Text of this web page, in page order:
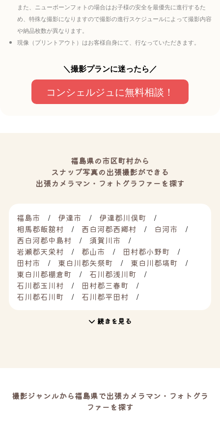
また、ニューボーンフォトの場合はお子様の安全を最優先に進行するた
め、特殊な撮影になりますので撮影の進行スケジュールによって撮影内容
や納品枚数が異なります。
現像（プリントアウト）はお客様自身にて、行なっていただきます。
＼撮影プランに迷ったら／
コンシェルジュに無料相談！
福島県の市区町村から
スナップ写真の出張撮影ができる
出張カメラマン・フォトグラファーを探す
福島市 伊達市
伊達郡川俣町
相馬郡飯舘村
西白河郡西郷村
白河市
西白河郡中島村
須賀川市
岩瀬郡天栄村
郡山市
田村郡小野町
田村市
東白川郡矢祭町
東白川郡塙町
東白川郡棚倉町
石川郡浅川町
石川郡玉川村
田村郡三春町
石川郡石川町
石川郡平田村
続きを見る
撮影ジャンルから福島県で出張カメラマン・フォトグラ
ファーを探す